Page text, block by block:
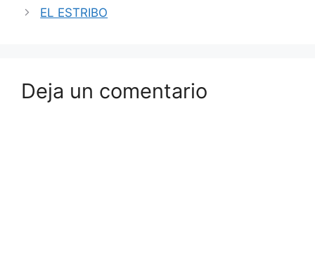
EL ESTRIBO
Deja un comentario